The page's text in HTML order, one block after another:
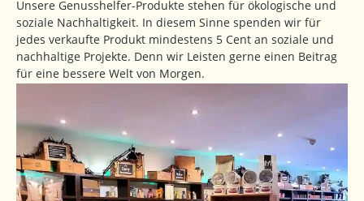
Unsere Genusshelfer-Produkte stehen für ökologische und
soziale Nachhaltigkeit. In diesem Sinne spenden wir für
jedes verkaufte Produkt mindestens 5 Cent an soziale und
nachhaltige Projekte. Denn wir Leisten gerne einen Beitrag
für eine bessere Welt von Morgen.